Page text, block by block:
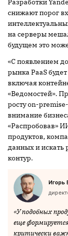
снижают порог
на серверы
будущем это
«С появлением
рынка PaaS
включая
«Ведомостей».
росту on-
внимание
«Распробовав»
продуктов,
данных и искать
контур.
Игорь
«У подобных
еще
критически